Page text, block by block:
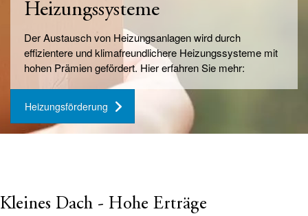
Heizungssysteme
Der Austausch von Heizungsanlagen wird durch
effizientere und klimafreundlichere Heizungssysteme mit
hohen Prämien gefördert. Hier erfahren Sie mehr:
Heizungsförderung
Kleines Dach - Hohe Erträge